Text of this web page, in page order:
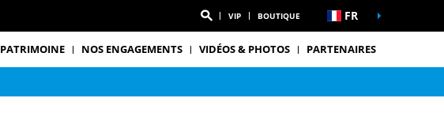
VIP BOUTIQUE FR
PATRIMOINE NOS ENGAGEMENTS VIDÉOS & PHOTOS PARTENAIRES